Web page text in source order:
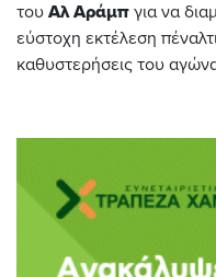
του Αλ Αράμπ για να
εύστοχη εκτέλεση
καθυστερήσεις του